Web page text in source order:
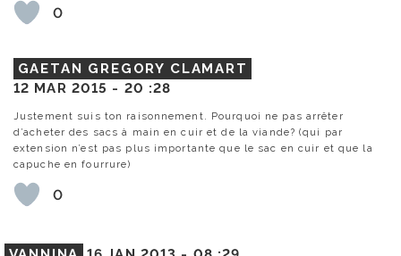
0
GAETAN GREGORY CLAMART
12 MAR 2015 - 20 :28
Justement suis ton raisonnement. Pourquoi ne pas arrêter
d’acheter des sacs à main en cuir et de la viande? (qui par
extension n’est pas plus importante que le sac en cuir et que la
capuche en fourrure)
0